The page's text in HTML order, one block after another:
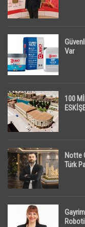
Var
100
Notte
Türk